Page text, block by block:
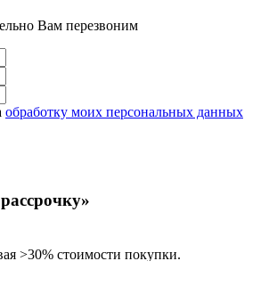
Вам перезвоним
обработку моих персональных данных
>30% стоимости покупки.